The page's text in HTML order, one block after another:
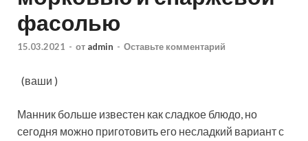
фасолью
15.03.2021 - от admin - Оставьте комментарий
(ваши )
Манник больше известен как сладкое блюдо, но
сегодня можно приготовить его несладкий вариант с